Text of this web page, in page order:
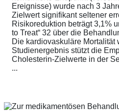
Ereignisse) wurde nach 3
Zielwert signifikant seltener
Risikoreduktion beträgt 3,1%
to Treat“ 32 über die
Die kardiovaskuläre Mortalität
Studienergebnis stützt die
Cholesterin-Zielwerte in der
...